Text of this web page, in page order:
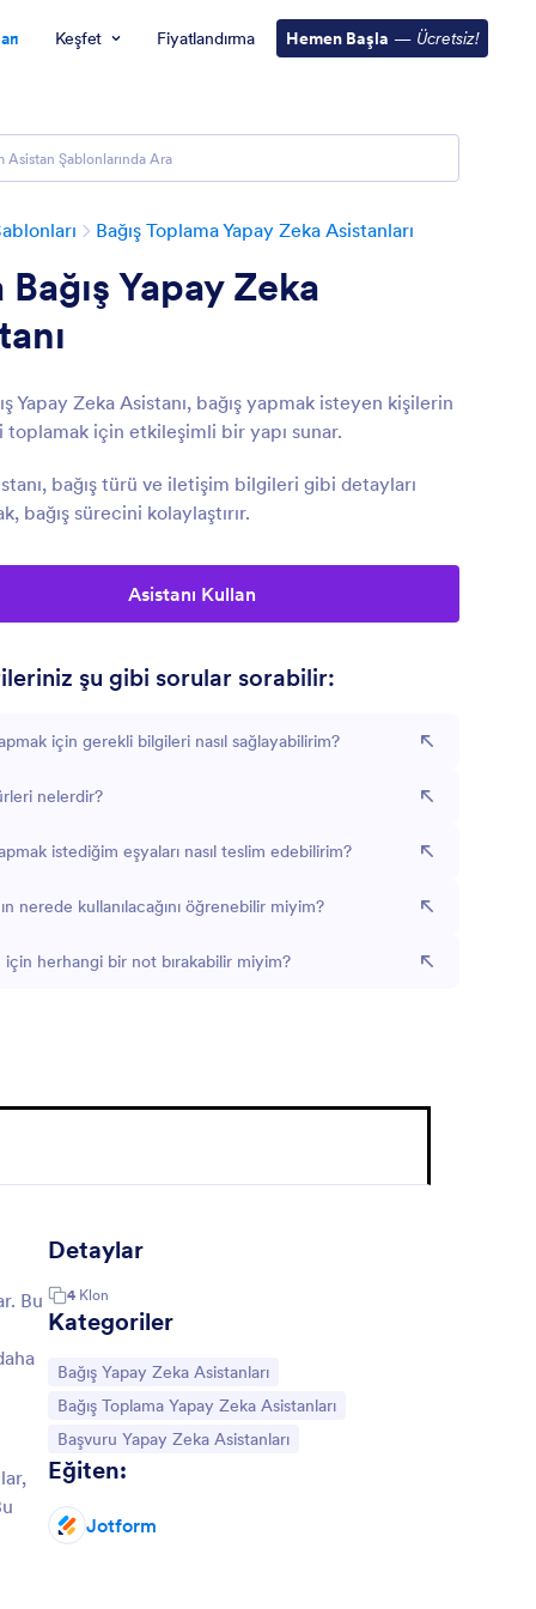
Keşfet Fiyatlandırma Hemen Başla — Ücretsiz!
Bağış Toplama Yapay Zeka Asistanları
Bağış Yapay Zeka
Yapay Zeka Asistanı, bağış yapmak isteyen kişilerin
için etkileşimli bir yapı sunar.
bağış türü ve iletişim bilgileri gibi detayları
bağış sürecini kolaylaştırır.
Asistanı Kullan
şu gibi sorular sorabilir:
için gerekli bilgileri nasıl sağlayabilirim?
nelerdir?
istediğim eşyaları nasıl teslim edebilirim?
nerede kullanılacağını öğrenebilir miyim?
için herhangi bir not bırakabilir miyim?
Bu
Detaylar
4 Klon
Kategoriler
Kategoriye git:
Bağış Yapay Zeka Asistanları
Kategoriye git:
Bağış Toplama Yapay Zeka Asistanları
Kategoriye git:
Başvuru Yapay Zeka Asistanları
Eğiten:
Jotform